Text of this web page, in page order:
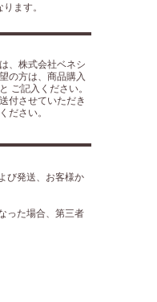
ます。
、株式会社ベネシ
の方は、商品購入
ご記入ください。
付させていただき
ださい。
び発送、お客様か
った場合、第三者